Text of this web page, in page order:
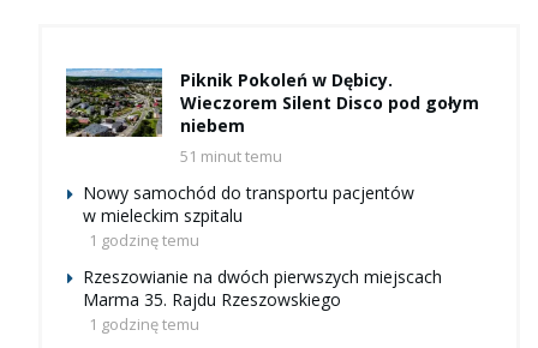
Piknik Pokoleń w Dębicy.
Wieczorem Silent Disco pod gołym
niebem
51 minut temu
Nowy samochód do transportu pacjentów
w mieleckim szpitalu
1 godzinę temu
Rzeszowianie na dwóch pierwszych miejscach
Marma 35. Rajdu Rzeszowskiego
1 godzinę temu